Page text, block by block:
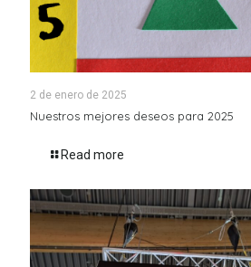
2 de enero de 2025
Nuestros mejores deseos para 2025
Read more